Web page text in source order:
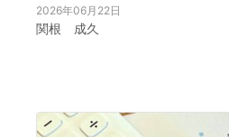
2026年06月22日
関根 成久